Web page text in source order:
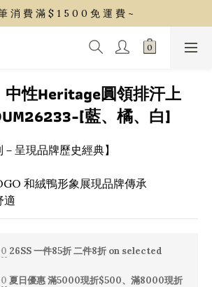
消 費 滿 $ 1 5 0 0 免 運 費 ~
消 費 滿 $ 1 5 0 0 免 運 費 ~
享 2% 點 數 回 饋 (1點=1元)
中性Heritage圓領排汗上
[藍、橘、白]
呈現品牌歷史經典】
和絨鴨形象展現品牌傳承
適
26SS 一件85折 二件8折 on selected
夏日優惠 滿5000現折$500、滿8000現折